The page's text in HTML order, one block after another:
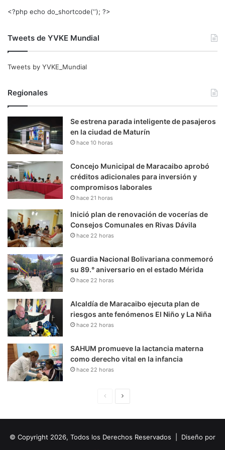
<?php echo do_shortcode(‘‘); ?>
Tweets de YVKE Mundial
Tweets by YVKE_Mundial
Regionales
Se estrena parada inteligente de pasajeros
en la ciudad de Maturín
hace 10 horas
Concejo Municipal de Maracaibo aprobó
créditos adicionales para inversión y
compromisos laborales
hace 21 horas
Inició plan de renovación de vocerías de
Consejos Comunales en Rivas Dávila
hace 22 horas
Guardia Nacional Bolivariana conmemoró
su 89.° aniversario en el estado Mérida
hace 22 horas
Alcaldía de Maracaibo ejecuta plan de
riesgos ante fenómenos El Niño y La Niña
hace 22 horas
SAHUM promueve la lactancia materna
como derecho vital en la infancia
hace 22 horas
i
u
© Copyright 2026, Todos los Derechos Reservados | Diseño por